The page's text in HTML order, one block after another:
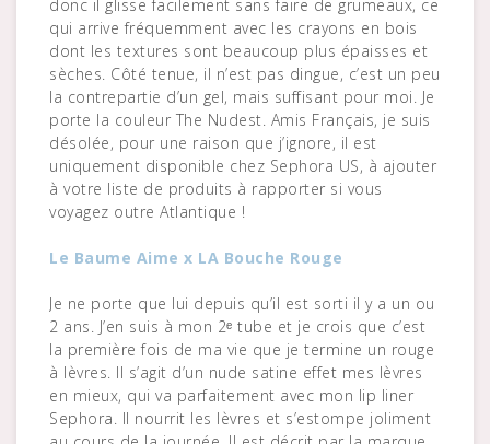
donc il glisse facilement sans faire de grumeaux, ce
qui arrive fréquemment avec les crayons en bois
dont les textures sont beaucoup plus épaisses et
sèches. Côté tenue, il n’est pas dingue, c’est un peu
la contrepartie d’un gel, mais suffisant pour moi. Je
porte la couleur The Nudest. Amis Français, je suis
désolée, pour une raison que j’ignore, il est
uniquement disponible chez Sephora US, à ajouter
à votre liste de produits à rapporter si vous
voyagez outre Atlantique !
Le Baume Aime x LA Bouche Rouge
Je ne porte que lui depuis qu’il est sorti il y a un ou
2 ans. J’en suis à mon 2ᵉ tube et je crois que c’est
la première fois de ma vie que je termine un rouge
à lèvres. Il s’agit d’un nude satine effet mes lèvres
en mieux, qui va parfaitement avec mon lip liner
Sephora. Il nourrit les lèvres et s’estompe joliment